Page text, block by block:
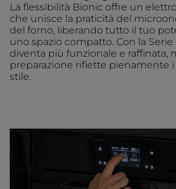
La flessibilità Bionic offre un
che unisce la praticità del
del forno, liberando tutto il tuo
uno spazio compatto. Con la Serie
diventa più funzionale e raffinata,
preparazione riflette pienamente
stile.